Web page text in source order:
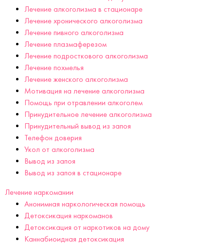
Лечение алкоголизма в стационаре
Лечение хронического алкоголизма
Лечение пивного алкоголизма
Лечение плазмаферезом
Лечение подросткового алкоголизма
Лечение похмелья
Лечение женского алкоголизма
Мотивация на лечение алкоголизма
Помощь при отравлении алкоголем
Принудительное лечение алкоголизма
Принудительный вывод из запоя
Телефон доверия
Укол от алкоголизма
Вывод из запоя
Вывод из запоя в стационаре
Лечение наркомании
Анонимная наркологическая помощь
Детоксикация наркоманов
Детоксикация от наркотиков на дому
Каннабиоидная детоксикация